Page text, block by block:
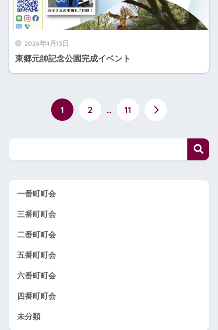
2026年4月13日
東郷元帥記念公園完成イベント
1 2 … 11
一番町町会
三番町町会
二番町町会
五番町町会
六番町町会
四番町町会
未分類